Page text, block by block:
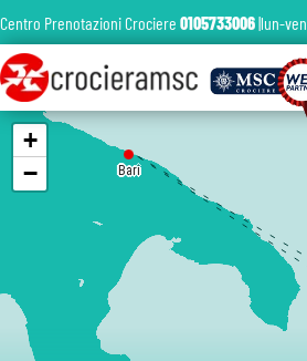
Bari
+
−
Centro Prenotazioni Crociere 0105733006|lun-